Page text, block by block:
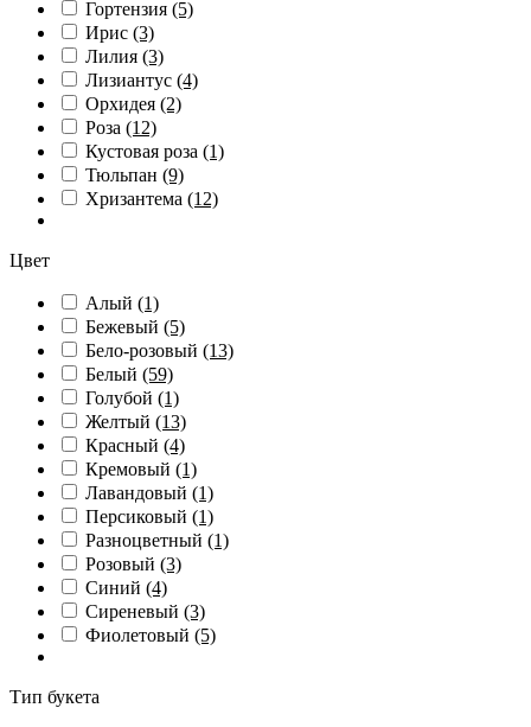
Гортензия (5)
Ирис (3)
Лилия (3)
Лизиантус (4)
Орхидея (2)
Роза (12)
Кустовая роза (1)
Тюльпан (9)
Хризантема (12)
Цвет
Алый (1)
Бежевый (5)
Бело-розовый (13)
Белый (59)
Голубой (1)
Желтый (13)
Красный (4)
Кремовый (1)
Лавандовый (1)
Персиковый (1)
Разноцветный (1)
Розовый (3)
Синий (4)
Сиреневый (3)
Фиолетовый (5)
Тип букета